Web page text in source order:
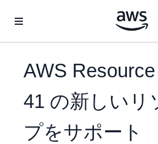
AWS
41 の新しいリ
プをサポート